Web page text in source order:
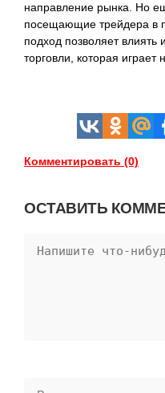
направление рынка. Но
посещающие трейдера в
подход позволяет влиять
торговли, которая
Комментировать (0)
ОСТАВИТЬ